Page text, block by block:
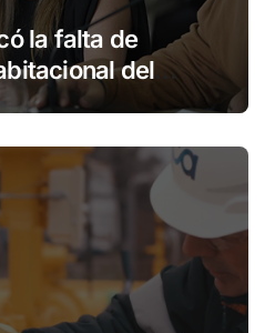
la falta de
del
deja afuera a